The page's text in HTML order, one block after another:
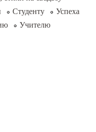
Студенту
Успеха
Учителю